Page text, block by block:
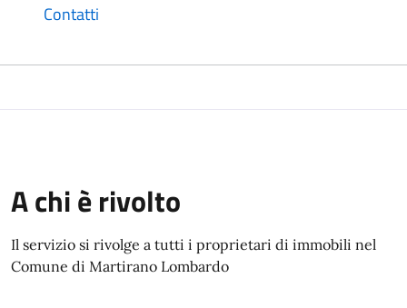
Contatti
A chi è rivolto
Il servizio si rivolge a tutti i proprietari di immobili nel
Comune di Martirano Lombardo